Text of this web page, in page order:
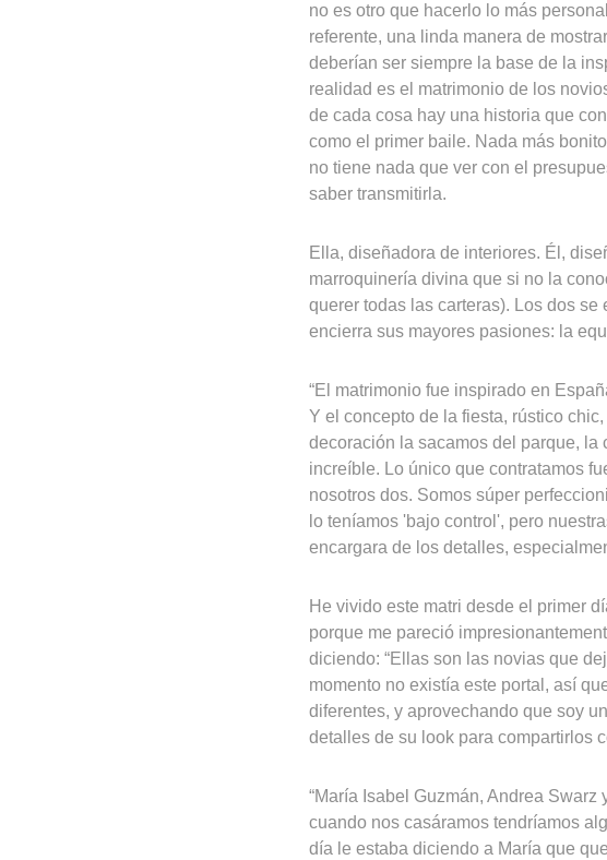
no es otro que hacerlo lo más
referente, una linda manera de
deberían ser siempre la base de la
realidad es el matrimonio de los
de cada cosa hay una historia que
como el primer baile. Nada más
no tiene nada que ver con el
saber transmitirla.
Ella, diseñadora de interiores. Él,
marroquinería divina que si no la
querer todas las carteras). Los dos
encierra sus mayores pasiones: la
“El matrimonio fue inspirado en
Y el concepto de la fiesta, rústico
decoración la sacamos del parque, la
increíble. Lo único que contratamos
nosotros dos. Somos súper
lo teníamos 'bajo control', pero
encargara de los detalles,
He vivido este matri desde el primer
porque me pareció
diciendo: “Ellas son las novias que
momento no existía este portal, así
diferentes, y aprovechando que soy
detalles de su look para compartirlos
“María Isabel Guzmán, Andrea
cuando nos casáramos tendríamos
día le estaba diciendo a María que